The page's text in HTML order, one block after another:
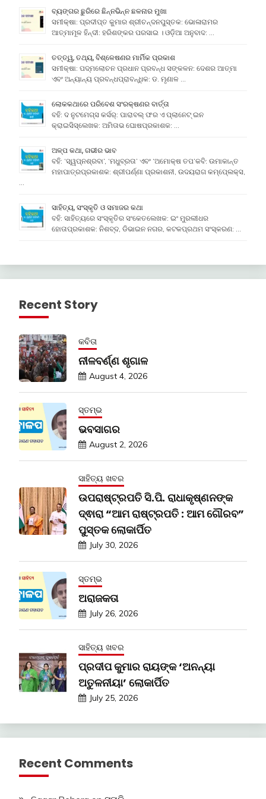
ବ୍ୟଙ୍ଗର ଛୁରିରେ ଛିନ୍ନଭିନ୍ନ ଛଳନାର ମୁଖା
ସମୀକ୍ଷା: ପ୍ରଦୀପ୍ତ କୁମାର ଶ୍ରୀଚନ୍ଦନପୁସ୍ତକ: ଭୋଳାରାମର
ଆତ୍ମାମୂଳ ହିନ୍ଦୀ: ହରିଶଙ୍କର ପରସାଇ । ଓଡ଼ିଆ ଅନୁବାଦ: …
ତତ୍ତ୍ୱ, ତଥ୍ୟ, ବିଶ୍ଳେଷଣର ମାର୍ମିକ ପ୍ରକାଶ
ସମୀକ୍ଷା: ପଦ୍ମଲୋଚନ ପ୍ରଧାନ ପ୍ରବନ୍ଧ ସଙ୍କଳନ: ଦେଶର ଆତ୍ମା
ଏବଂ ଅନ୍ୟାନ୍ୟ ପ୍ରବନ୍ଧପ୍ରାବନ୍ଧିକ: ଡ. ମୃଣାଳ …
ଲୋକକଥାରେ ପରିବେଶ ସଂରକ୍ଷଣର ବାର୍ତ୍ତା
ବହି: ଦ ନୁଟମେଗ୍ସ କର୍ସର୍: ପାରାବଲ୍ ଫର ଏ ପ୍ଲାନେଟ୍ ଇନ
କ୍ରାଇସିସ୍ଲେଖକ: ଅମିତାଭ ଘୋଷପ୍ରକାଶକ: …
ଅଳ୍ପ କଥା, ଗଭୀର ଭାବ
ବହି: ‘ସ୍ୱପ୍ନଶ୍ରବା’, ‘ମଧୁବ୍ରତା’ ଏବଂ ‘ଅମୋକ୍ଷ ତପ’କବି: ଉମାକାନ୍ତ
ମହାପାତ୍ରପ୍ରକାଶକ: ଶ୍ରୀପର୍ଣ୍ଣା ପ୍ରକାଶନୀ, ଉଦୟରାଗ କମ୍ପେ୍ଲକ୍ସ,
…
ସାହିତ୍ୟ, ସଂସ୍କୃତି ଓ ସମାଜର କଥା
ବହି: ସାହିତ୍ୟରେ ସଂସ୍କୃତିର ସଂକେତଲେଖକ: ଇଂ ମୁରଲୀଧର
ହୋତାପ୍ରକାଶକ: ନିଶବ୍ଦ, ଡିଭାଇନ ନଗର, କଟକପ୍ରଥମ ସଂସ୍କରଣ: …
Recent Story
କବିତା
ନୀଳବର୍ଣ୍ଣ ଶୃଗାଳ
August 4, 2026
ସ୍ତମ୍ଭ
ଭବସାଗର
August 2, 2026
ସାହିତ୍ୟ ଖବର
ଉପରାଷ୍ଟ୍ରପତି ସି.ପି. ରାଧାକୃଷ୍ଣନଙ୍କ
ଦ୍ଵାରା “ଆମ ରାଷ୍ଟ୍ରପତି : ଆମ ଗୌରବ”
ପୁସ୍ତକ ଲୋକାର୍ପିତ
July 30, 2026
ସ୍ତମ୍ଭ
ଅରାଜକତା
July 26, 2026
ସାହିତ୍ୟ ଖବର
ପ୍ରଦୀପ କୁମାର ରାୟଙ୍କ ‘ଅନନ୍ୟା
ଅତୁଳନୀୟା’ ଲୋକାର୍ପିତ
July 25, 2026
Recent Comments